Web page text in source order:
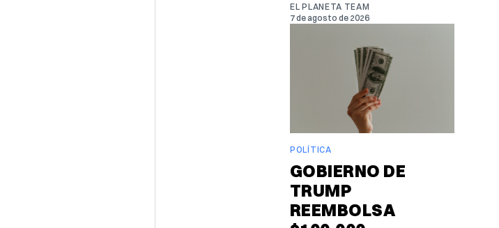
EL PLANETA TEAM
7 de agosto de 2026
POLÍTICA
GOBIERNO DE
TRUMP
REEMBOLSA